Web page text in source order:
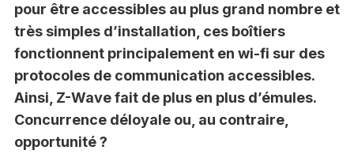
pour être accessibles au plus grand nombre et
très simples d’installation, ces boîtiers
fonctionnent principalement en wi-fi sur des
protocoles de communication accessibles.
Ainsi, Z-Wave fait de plus en plus d’émules.
Concurrence déloyale ou, au contraire,
opportunité ?